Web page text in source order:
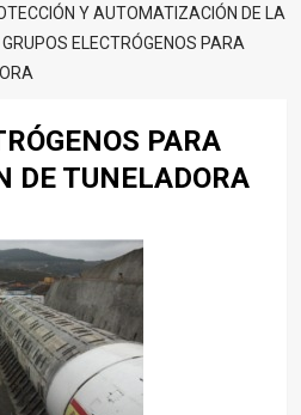
Y AUTOMATIZACIÓN DE LA
GRUPOS ELECTRÓGENOS PARA
PARA
DE TUNELADORA